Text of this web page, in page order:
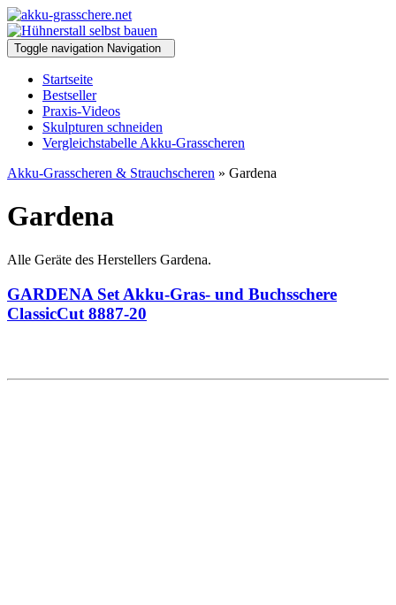
Toggle navigation Navigation
Startseite
Bestseller
Praxis-Videos
Skulpturen schneiden
Vergleichstabelle Akku-Grasscheren
Akku-Grasscheren & Strauchscheren » Gardena
Gardena
Alle Geräte des Herstellers Gardena.
GARDENA Set Akku-Gras- und Buchsschere
ClassicCut 8887-20